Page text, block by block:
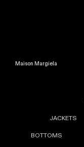
Maison Margiela
JACKETS
BOTTOMS